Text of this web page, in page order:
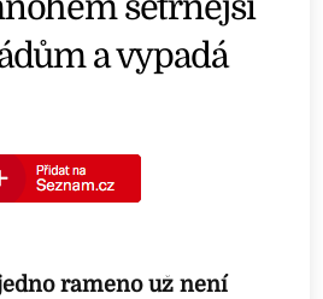
a vypadá
rameno už není